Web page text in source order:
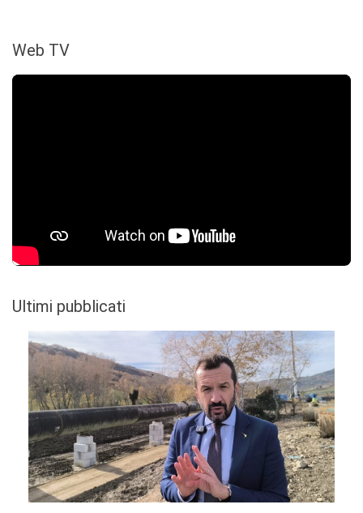
Web TV
Ultimi pubblicati